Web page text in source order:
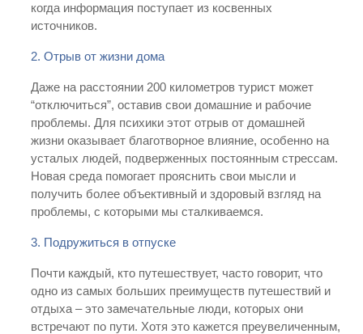
когда информация поступает из косвенных
источников.
2. Отрыв от жизни дома
Даже на расстоянии 200 километров турист может
“отключиться”, оставив свои домашние и рабочие
проблемы. Для психики этот отрыв от домашней
жизни оказывает благотворное влияние, особенно на
усталых людей, подверженных постоянным стрессам.
Новая среда помогает прояснить свои мысли и
получить более объективный и здоровый взгляд на
проблемы, с которыми мы сталкиваемся.
3. Подружиться в отпуске
Почти каждый, кто путешествует, часто говорит, что
одно из самых больших преимуществ путешествий и
отдыха – это замечательные люди, которых они
встречают по пути. Хотя это кажется преувеличенным,